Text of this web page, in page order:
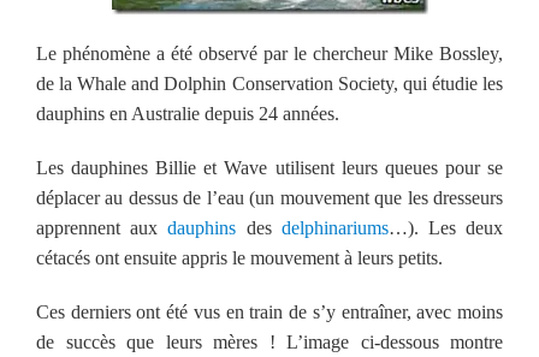
Le phénomène a été observé par le chercheur Mike Bossley,
de la Whale and Dolphin Conservation Society, qui étudie les
dauphins en Australie depuis 24 années.
Les dauphines Billie et Wave utilisent leurs queues pour se
déplacer au dessus de l’eau (un mouvement que les dresseurs
apprennent auxdauphins des delphinariums…). Les deux
cétacés ont ensuite appris le mouvement à leurs petits.
Ces derniers ont été vus en train de s’y entraîner, avec moins
de succès que leurs mères ! L’image ci-dessous montre